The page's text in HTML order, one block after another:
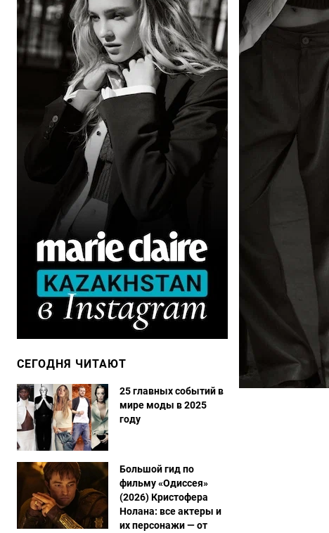
СЕГОДНЯ ЧИТАЮТ
25 главных событий в
мире моды в 2025
году
Большой гид по
фильму «Одиссея»
(2026) Кристофера
Нолана: все актеры и
их персонажи — от